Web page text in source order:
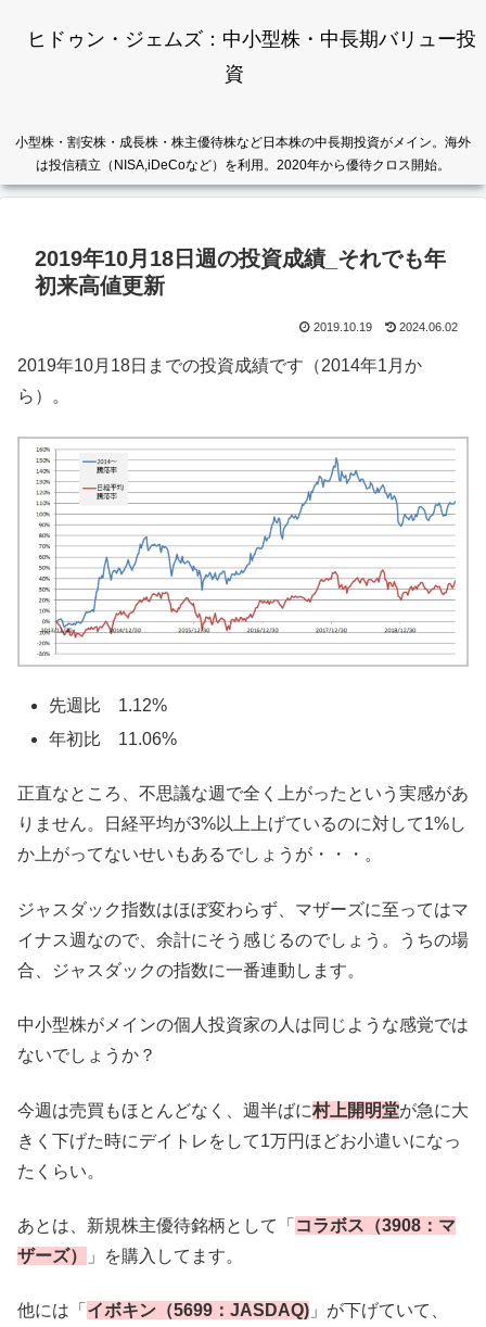
ヒドゥン・ジェムズ：中小型株・中長期バリュー投
資
小型株・割安株・成長株・株主優待株など日本株の中長期投資がメイン。海外
は投信積立（NISA,iDeCoなど）を利用。2020年から優待クロス開始。
2019年10月18日週の投資成績_それでも年
初来高値更新
2019.10.19 2024.06.02
2019年10月18日までの投資成績です（2014年1月か
ら）。
先週比 1.12%
年初比 11.06%
正直なところ、不思議な週で全く上がったという実感があ
りません。日経平均が3%以上上げているのに対して1%し
か上がってないせいもあるでしょうが・・・。
ジャスダック指数はほぼ変わらず、マザーズに至ってはマ
イナス週なので、余計にそう感じるのでしょう。うちの場
合、ジャスダックの指数に一番連動します。
中小型株がメインの個人投資家の人は同じような感覚では
ないでしょうか？
今週は売買もほとんどなく、週半ばに村上開明堂が急に大
きく下げた時にデイトレをして1万円ほどお小遣いになっ
たくらい。
あとは、新規株主優待銘柄として「 コラボス（3908：マ
ザーズ）
」を購入してます。
他には「 イボキン（5699：JASDAQ) 」が下げていて、